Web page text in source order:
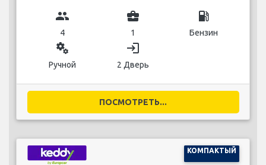
group
4
business_center
1
local_gas_station
Бензин
miscellaneous_services
Ручной
login
2 Дверь
ПОСМОТРЕТЬ...
КОМПАКТЫЙ